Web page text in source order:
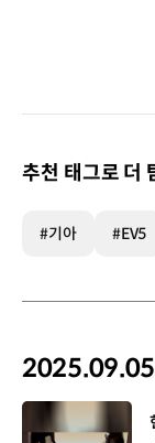
추천 태그로 더
#기아 #EV5